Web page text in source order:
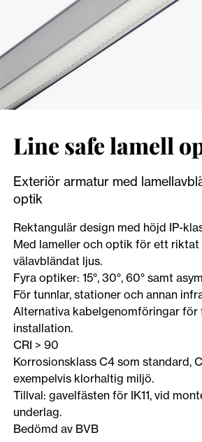
Line safe lamell
Exteriör armatur med
optik
Rektangulär design med höjd IP-
Med lameller och optik för ett
välavbländat ljus.
Fyra optiker: 15°, 30°, 60° samt
För tunnlar, stationer och annan
Alternativa kabelgenomföringar för
installation.
CRI > 90
Korrosionsklass C4 som standard,
exempelvis klorhaltig miljö.
Tillval: gavelfästen för IK11, vid
underlag.
Bedömd av BVB